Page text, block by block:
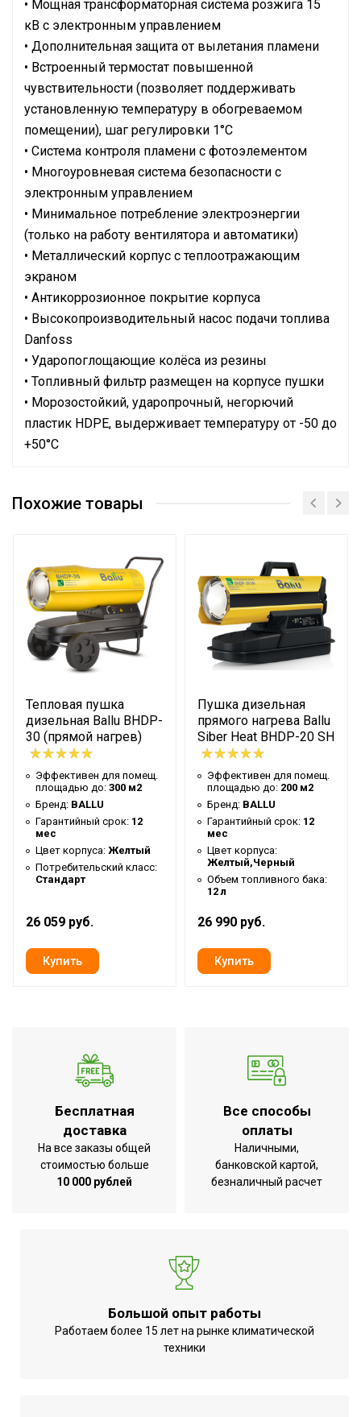
• Мощная трансформаторная система розжига 15
кВ с электронным управлением
• Дополнительная защита от вылетания пламени
• Встроенный термостат повышенной
чувствительности (позволяет поддерживать
установленную температуру в обогреваемом
помещении), шаг регулировки 1°С
• Система контроля пламени с фотоэлементом
• Многоуровневая система безопасности с
электронным управлением
• Минимальное потребление электроэнергии
(только на работу вентилятора и автоматики)
• Металлический корпус с теплоотражающим
экраном
• Антикоррозионное покрытие корпуса
• Высокопроизводительный насос подачи топлива
Danfoss
• Ударопоглощающие колёса из резины
• Топливный фильтр размещен на корпусе пушки
• Морозостойкий, ударопрочный, негорючий
пластик HDPE, выдерживает температуру от -50 до
+50°С
Макс. производительность
Вес товара с упаковкой
(брутто)
85
Форма корпуса
Цилиндрическая
Средний расход топлива
9,6
Ручка для перемещения
Да
Высота упаковки товара
92.5
Гарантийный документ
Гарантийный талон
Глубина упаковки товара
77.5
Тип дисплея
Светящиеся
цифры
Цвет корпуса
Желтый
Ширина упаковки товара
139
Розжиг горелки
Электронный
Ballu
Макс. потребляемая
мощность
Гарантийный срок
12 мес
BHDP PRO
Антикоррозийная обработка
корпуса
Защита от перегрузки
Да
Глубина товара
62.5
мощности
Эффективен для помещ.
Похожие товары
Тепловая пушка
дизельная Ballu BHDP-
30 (прямой нагрев)
Эффективен для помещ.
площадью до: 300 м2
Бренд: BALLU
Гарантийный срок: 12
мес
Цвет корпуса: Желтый
Потребительский класс:
Стандарт
26 059 руб.
Пушка дизельная
прямого нагрева Ballu
Siber Heat BHDP-20 SH
Эффективен для помещ.
площадью до: 200 м2
Бренд: BALLU
Гарантийный срок: 12
мес
Цвет корпуса:
Желтый,Черный
Объем топливного бака:
12 л
26 990 руб.
Бесплатная
доставка
На все заказы общей
стоимостью больше
10 000 рублей
Все способы
оплаты
Наличными,
банковской картой,
безналичный расчет
Большой опыт работы
Работаем более 15 лет на рынке климатической
техники